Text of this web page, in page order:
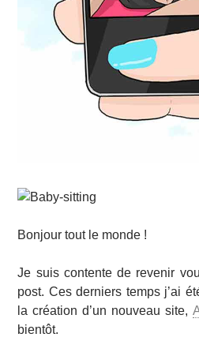
Bonjour tout le monde !
Je suis contente de revenir
post. Ces derniers temps j’ai
la création d’un nouveau site,
bientôt.